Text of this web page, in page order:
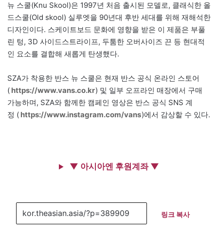
뉴 스쿨(Knu Skool)은 1997년 처음 출시된 모델로, 클래식한 올
드스쿨(Old skool) 실루엣을 90년대 후반 세대를 위해 재해석한
디자인이다. 스케이트보드 문화에 영향을 받은 이 제품은 부풀
린 텅, 3D 사이드스트라이프, 두툼한 오버사이즈 끈 등 현대적
인 요소를 결합해 새롭게 탄생했다.
SZA가 착용한 반스 뉴 스쿨은 현재 반스 공식 온라인 스토어
( https://www.vans.co.kr) 및 일부 오프라인 매장에서 구매
가능하며, SZA와 함께한 캠페인 영상은 반스 공식 SNS 계
정 ( https://www.instagram.com/vans)에서 감상할 수 있다.
▼ 아시아엔 후원계좌 ▼
링크 복사